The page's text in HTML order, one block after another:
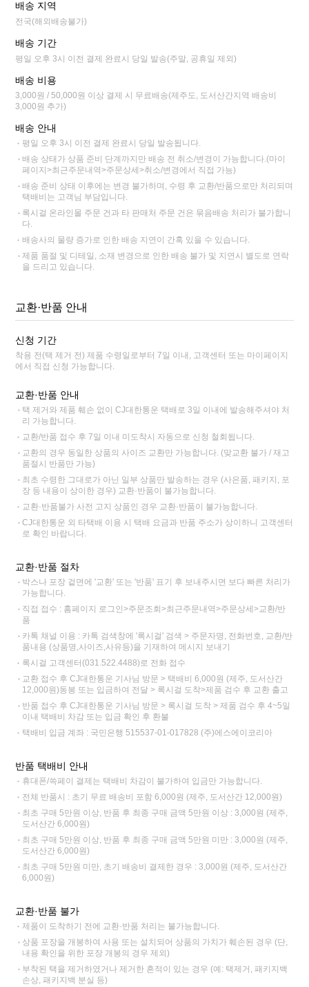
배송 지역
전국(해외배송불가)
배송 기간
평일 오후 3시 이전 결제 완료시 당일 발송(주말, 공휴일 제외)
배송 비용
3,000원 / 50,000원 이상 결제 시 무료배송(제주도, 도서산간지역 배송비
3,000원 추가)
배송 안내
평일 오후 3시 이전 결제 완료시 당일 발송됩니다.
배송 상태가 상품 준비 단계까지만 배송 전 취소/변경이 가능합니다.(마이
페이지>최근주문내역>주문상세>취소/변경에서 직접 가능)
배송 준비 상태 이후에는 변경 불가하며, 수령 후 교환/반품으로만 처리되며
택배비는 고객님 부담입니다.
록시걸 온라인몰 주문 건과 타 판매처 주문 건은 묶음배송 처리가 불가합니
다.
배송사의 물량 증가로 인한 배송 지연이 간혹 있을 수 있습니다.
제품 품절 및 디테일, 소재 변경으로 인한 배송 불가 및 지연시 별도로 연락
을 드리고 있습니다.
교환·반품 안내
신청 기간
착용 전(택 제거 전) 제품 수령일로부터 7일 이내, 고객센터 또는 마이페이지
에서 직접 신청 가능합니다.
교환·반품 안내
택 제거와 제품 훼손 없이 CJ대한통운 택배로 3일 이내에 발송해주셔야 처
리 가능합니다.
교환/반품 접수 후 7일 이내 미도착시 자동으로 신청 철회됩니다.
교환의 경우 동일한 상품의 사이즈 교환만 가능합니다. (맞교환 불가 / 재고
품절시 반품만 가능)
최초 수령한 그대로가 아닌 일부 상품만 발송하는 경우 (사은품, 패키지, 포
장 등 내용이 상이한 경우) 교환·반품이 불가능합니다.
교환·반품불가 사전 고지 상품인 경우 교환·반품이 불가능합니다.
CJ대한통운 외 타택배 이용 시 택배 요금과 반품 주소가 상이하니 고객센터
로 확인 바랍니다.
교환·반품 절차
박스나 포장 겉면에 '교환' 또는 '반품' 표기 후 보내주시면 보다 빠른 처리가
가능합니다.
직접 접수 : 홈페이지 로그인>주문조회>최근주문내역>주문상세>교환/반
품
카톡 채널 이용 : 카톡 검색창에 '록시걸' 검색 > 주문자명, 전화번호, 교환/반
품내용 (상품명,사이즈,사유등)을 기재하여 메시지 보내기
록시걸 고객센터(031.522.4488)로 전화 접수
교환 접수 후 CJ대한통운 기사님 방문 > 택배비 6,000원 (제주, 도서산간
12,000원)동봉 또는 입금하여 전달 > 록시걸 도착>제품 검수 후 교환 출고
반품 접수 후 CJ대한통운 기사님 방문 > 록시걸 도착 > 제품 검수 후 4~5일
이내 택배비 차감 또는 입금 확인 후 환불
택배비 입금 계좌 : 국민은행 515537-01-017828 (주)에스에이코리아
반품 택배비 안내
휴대폰/쓱페이 결제는 택배비 차감이 불가하여 입금만 가능합니다.
전체 반품시 : 초기 무료 배송비 포함 6,000원 (제주, 도서산간 12,000원)
최초 구매 5만원 이상, 반품 후 최종 구매 금액 5만원 이상 : 3,000원 (제주,
도서산간 6,000원)
최초 구매 5만원 이상, 반품 후 최종 구매 금액 5만원 미만 : 3,000원 (제주,
도서산간 6,000원)
최초 구매 5만원 미만, 초기 배송비 결제한 경우 : 3,000원 (제주, 도서산간
6,000원)
교환·반품 불가
제품이 도착하기 전에 교환·반품 처리는 불가능합니다.
상품 포장을 개봉하여 사용 또는 설치되어 상품의 가치가 훼손된 경우 (단,
내용 확인을 위한 포장 개봉의 경우 제외)
부착된 택을 제거하였거나 제거한 흔적이 있는 경우 (예: 택제거, 패키지백
손상, 패키지백 분실 등)